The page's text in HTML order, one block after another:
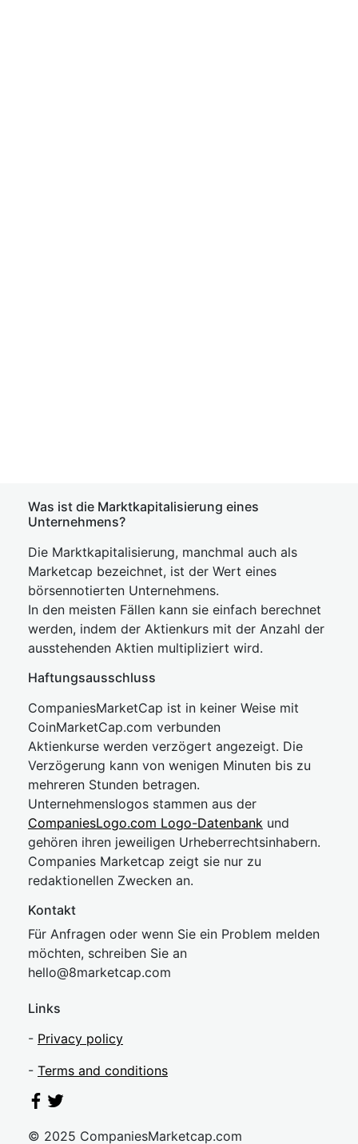
Was ist die Marktkapitalisierung eines
Unternehmens?
Die Marktkapitalisierung, manchmal auch als
Marketcap bezeichnet, ist der Wert eines
börsennotierten Unternehmens.
In den meisten Fällen kann sie einfach berechnet
werden, indem der Aktienkurs mit der Anzahl der
ausstehenden Aktien multipliziert wird.
Haftungsausschluss
CompaniesMarketCap ist in keiner Weise mit
CoinMarketCap.com verbunden
Aktienkurse werden verzögert angezeigt. Die
Verzögerung kann von wenigen Minuten bis zu
mehreren Stunden betragen.
Unternehmenslogos stammen aus der
CompaniesLogo.com Logo-Datenbank und
gehören ihren jeweiligen Urheberrechtsinhabern.
Companies Marketcap zeigt sie nur zu
redaktionellen Zwecken an.
Kontakt
Für Anfragen oder wenn Sie ein Problem melden
möchten, schreiben Sie an
hello@8marketcap.com
Links
- Privacy policy
- Terms and conditions
© 2025 CompaniesMarketcap.com